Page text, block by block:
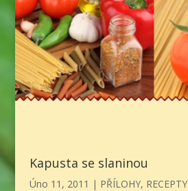
Kapusta se slaninou
Úno 11, 2011 | PŘÍLOHY, RECEPTY